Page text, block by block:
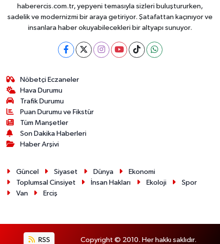
haberercis.com.tr, yepyeni temasıyla sizleri buluştururken,
sadelik ve modernizmi bir araya getiriyor. Şatafattan kaçınıyor ve
insanlara haber okuyabilecekleri bir altyapı sunuyor.
Nöbetçi Eczaneler
Hava Durumu
Trafik Durumu
Puan Durumu ve Fikstür
Tüm Manşetler
Son Dakika Haberleri
Haber Arşivi
Güncel Siyaset Dünya
Ekonomi
Toplumsal Cinsiyet
İnsan Hakları Ekoloji
Spor
Van
Erciş
RSS Copyright © 2010. Her hakkı saklıdır.